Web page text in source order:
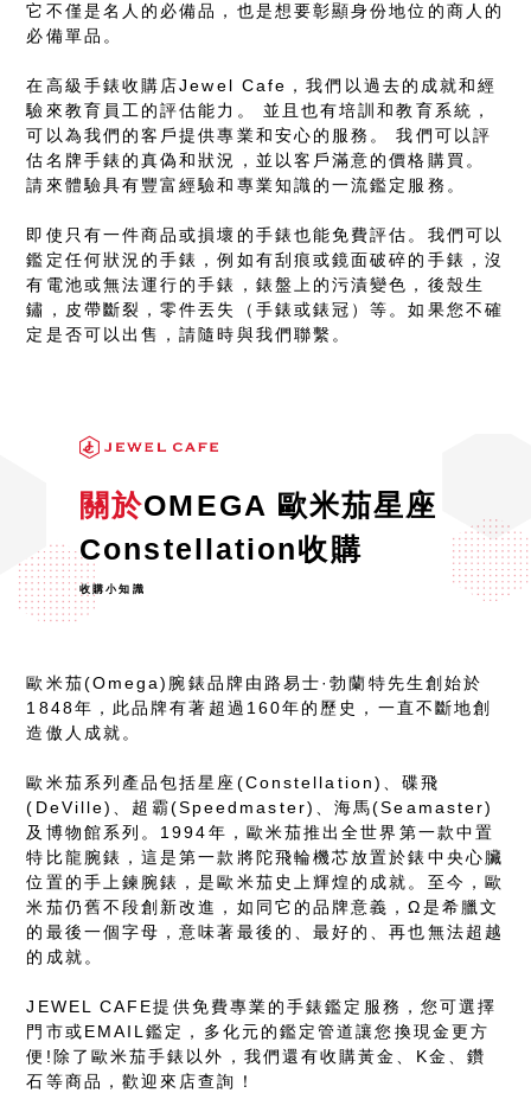
它不僅是名人的必備品，也是想要彰顯身份地位的商人的
必備單品。
在高級手錶收購店Jewel Cafe，我們以過去的成就和經
驗來教育員工的評估能力。 並且也有培訓和教育系統，
可以為我們的客戶提供專業和安心的服務。 我們可以評
估名牌手錶的真偽和狀況，並以客戶滿意的價格購買。
請來體驗具有豐富經驗和專業知識的一流鑑定服務。
即使只有一件商品或損壞的手錶也能免費評估。我們可以
鑑定任何狀況的手錶，例如有刮痕或鏡面破碎的手錶，沒
有電池或無法運行的手錶，錶盤上的污漬變色，後殼生
鏽，皮帶斷裂，零件丟失（手錶或錶冠）等。如果您不確
定是否可以出售，請隨時與我們聯繫。
關於OMEGA 歐米茄星座
Constellation收購
收購小知識
歐米茄(Omega)腕錶品牌由路易士·勃蘭特先生創始於
1848年，此品牌有著超過160年的歷史，一直不斷地創
造傲人成就。
歐米茄系列產品包括星座(Constellation)、碟飛
(DeVille)、超霸(Speedmaster)、海馬(Seamaster)
及博物館系列。1994年，歐米茄推出全世界第一款中置
特比龍腕錶，這是第一款將陀飛輪機芯放置於錶中央心臟
位置的手上鍊腕錶，是歐米茄史上輝煌的成就。至今，歐
米茄仍舊不段創新改進，如同它的品牌意義，Ω是希臘文
的最後一個字母，意味著最後的、最好的、再也無法超越
的成就。
JEWEL CAFE提供免費專業的手錶鑑定服務，您可選擇
門市或EMAIL鑑定，多化元的鑑定管道讓您換現金更方
便!除了歐米茄手錶以外，我們還有收購黃金、K金、鑽
石等商品，歡迎來店查詢！